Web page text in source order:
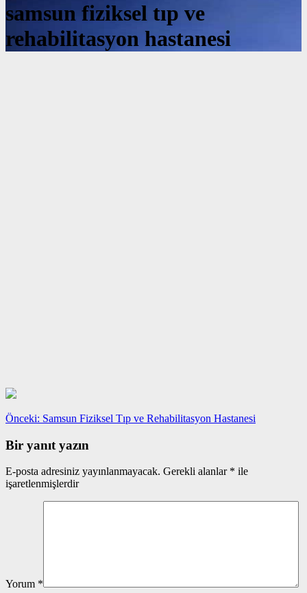
samsun fiziksel tıp ve
rehabilitasyon hastanesi
Yazı
gezinmesi
Önceki: Önceki
Samsun Fiziksel Tıp ve Rehabilitasyon Hastanesi
Bir yanıt yazın
E-posta adresiniz yayınlanmayacak. Gerekli alanlar * ile
işaretlenmişlerdir
Yorum *